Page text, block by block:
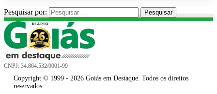
Pesquisar por:
CNPJ: 34.864.532/0001-99
Copyright © 1999 - 2026 Goiás em Destaque. Todos os direitos
reservados.